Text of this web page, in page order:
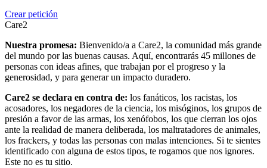
Crear petición
Care2
Nuestra promesa: Bienvenido/a a Care2, la comunidad más grande
del mundo por las buenas causas. Aquí, encontrarás 45 millones de
personas con ideas afines, que trabajan por el progreso y la
generosidad, y para generar un impacto duradero.
Care2 se declara en contra de: los fanáticos, los racistas, los
acosadores, los negadores de la ciencia, los misóginos, los grupos de
presión a favor de las armas, los xenófobos, los que cierran los ojos
ante la realidad de manera deliberada, los maltratadores de animales,
los frackers, y todas las personas con malas intenciones. Si te sientes
identificado con alguna de estos tipos, te rogamos que nos ignores.
Este no es tu sitio.